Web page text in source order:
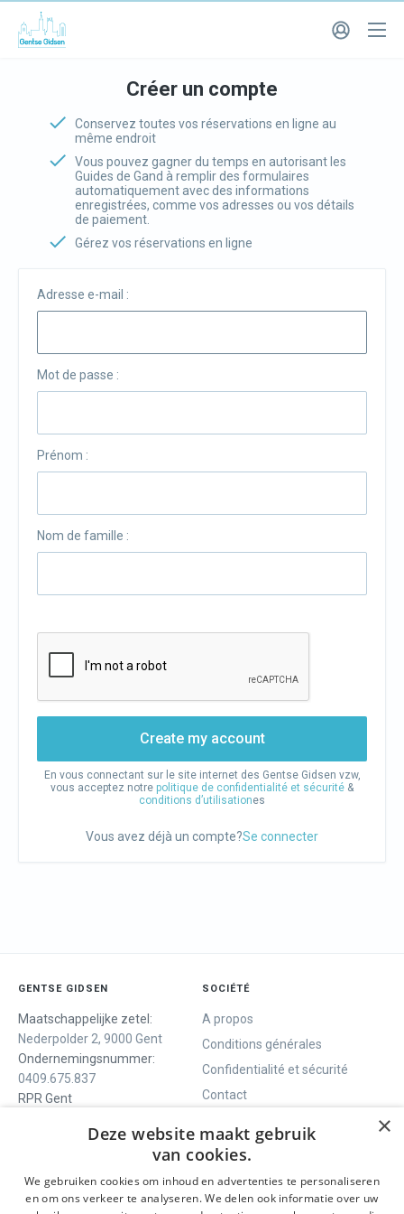
Créer un compte
Conservez toutes vos réservations en ligne au
même endroit
Vous pouvez gagner du temps en autorisant les
Guides de Gand à remplir des formulaires
automatiquement avec des informations
enregistrées, comme vos adresses ou vos détails
de paiement.
Gérez vos réservations en ligne
Adresse e-mail :
Mot de passe :
Prénom :
Nom de famille :
Create my account
En vous connectant sur le site internet des Gentse Gidsen vzw,
vous acceptez notre politique de confidentialité et sécurité &
conditions d’utilisationes
Vous avez déjà un compte?Se connecter
GENTSE GIDSEN
Maatschappelijke zetel:
Nederpolder 2, 9000 Gent
Ondernemingsnummer:
0409.675.837
RPR Gent
SOCIÉTÉ
A propos
Conditions générales
Confidentialité et sécurité
Contact
Visites guidées
SOCIALS
Facebook
×
Deze website maakt gebruik
van cookies.
We gebruiken cookies om inhoud en advertenties te personaliseren
en om ons verkeer te analyseren. We delen ook informatie over uw